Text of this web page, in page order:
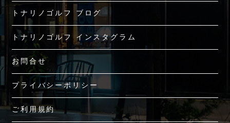
トナリノゴルフ ブログ
トナリノゴルフ インスタグラム
お問合せ
プライバシーポリシー
ご利用規約